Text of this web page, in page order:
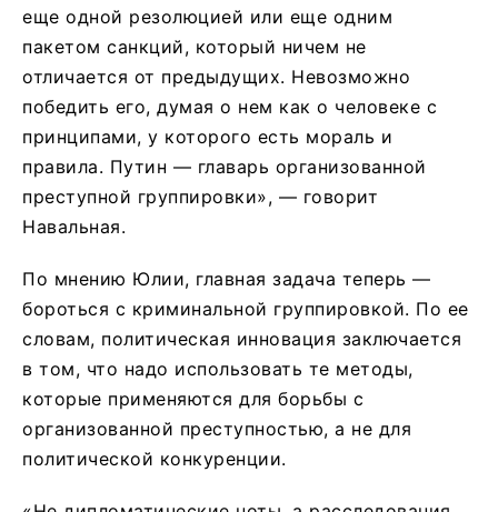
еще одной резолюцией или еще одним
пакетом санкций, который ничем не
отличается от предыдущих. Невозможно
победить его, думая о нем как о человеке с
принципами, у которого есть мораль и
правила. Путин — главарь организованной
преступной группировки», — говорит
Навальная.
По мнению Юлии, главная задача теперь —
бороться с криминальной группировкой. По ее
словам, политическая инновация заключается
в том, что надо использовать те методы,
которые применяются для борьбы с
организованной преступностью, а не для
политической конкуренции.